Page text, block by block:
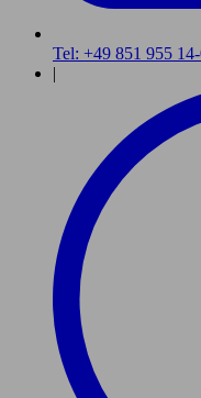
Tel: +49 851 955
|